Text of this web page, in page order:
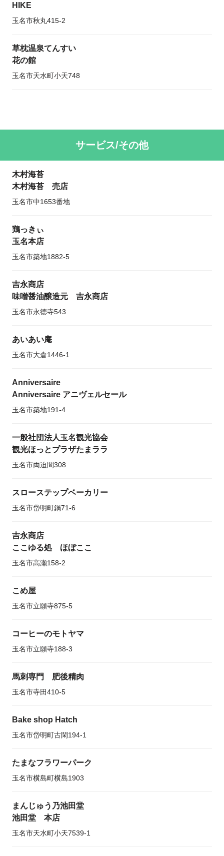
HIKE
玉名市秋丸415-2
草枕温泉てんすい
花の館
玉名市天水町小天748
サービス/その他
木村海苔
木村海苔 売店
玉名市中1653番地
鶏っきぃ
玉名本店
玉名市築地1882-5
吉永商店
味噌醤油醸造元 吉永商店
玉名市永徳寺543
あいあい庵
玉名市大倉1446-1
Anniversaire
Anniversaire アニヴェルセール
玉名市築地191-4
一般社団法人玉名観光協会
観光ほっとプラザたまララ
玉名市両迫間308
スローステップベーカリー
玉名市岱明町鍋71-6
吉永商店
ここゆる処 ほぼここ
玉名市高瀬158-2
こめ屋
玉名市立願寺875-5
コーヒーのモトヤマ
玉名市立願寺188-3
馬刺専門 肥後精肉
玉名市寺田410-5
Bake shop Hatch
玉名市岱明町古閑194-1
たまなフラワーパーク
玉名市横島町横島1903
まんじゅう乃池田堂
池田堂 本店
玉名市天水町小天7539-1